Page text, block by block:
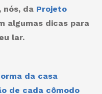
nós, da Projeto
algumas dicas para
lar.
da casa
de cada cômodo